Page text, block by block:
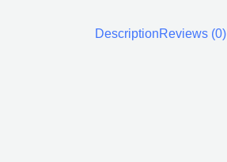
DescriptionReviews (0)